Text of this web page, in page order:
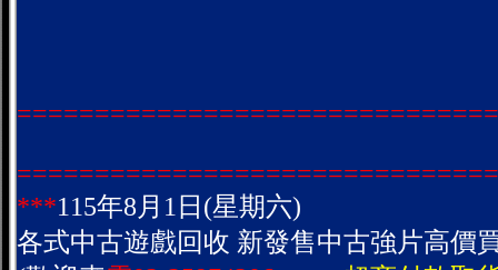
***115年8月1日(星期六)
各式中古遊戲回收 新發售中古強片高價